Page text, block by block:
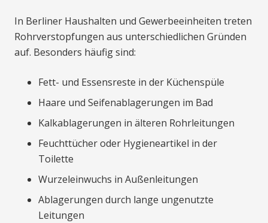
In Berliner Haushalten und Gewerbeeinheiten treten
Rohrverstopfungen aus unterschiedlichen Gründen
auf. Besonders häufig sind:
Fett- und Essensreste in der Küchenspüle
Haare und Seifenablagerungen im Bad
Kalkablagerungen in älteren Rohrleitungen
Feuchttücher oder Hygieneartikel in der
Toilette
Wurzeleinwuchs in Außenleitungen
Ablagerungen durch lange ungenutzte
Leitungen